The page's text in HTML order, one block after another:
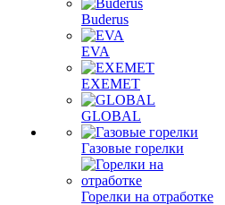
Buderus
EVA
EXEMET
GLOBAL
Газовые горелки
Горелки на отработке